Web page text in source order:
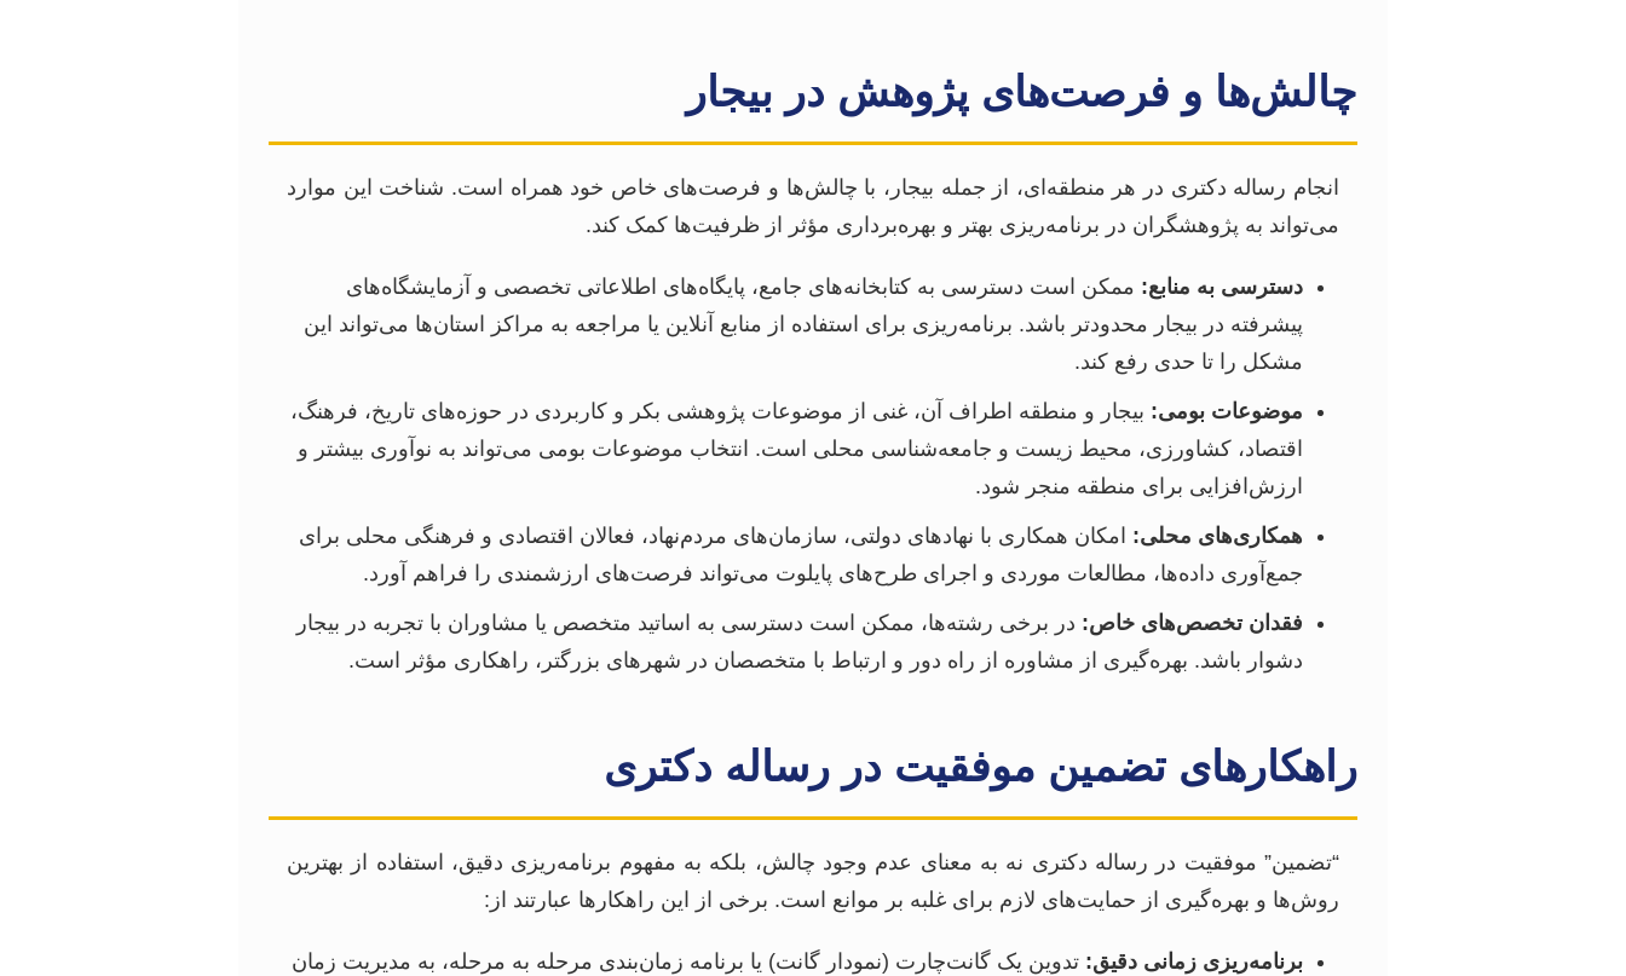
چالش‌ها و فرصت‌های پژوهش در بیجار
انجام رساله دکتری در هر منطقه‌ای، از جمله بیجار، با چالش‌ها و فرصت‌های خاص خود همراه است. شناخت این موارد
می‌تواند به پژوهشگران در برنامه‌ریزی بهتر و بهره‌برداری مؤثر از ظرفیت‌ها کمک کند.
دسترسی به منابع: ممکن است دسترسی به کتابخانه‌های جامع، پایگاه‌های اطلاعاتی تخصصی و آزمایشگاه‌های
پیشرفته در بیجار محدودتر باشد. برنامه‌ریزی برای استفاده از منابع آنلاین یا مراجعه به مراکز استان‌ها می‌تواند این
مشکل را تا حدی رفع کند.
موضوعات بومی: بیجار و منطقه اطراف آن، غنی از موضوعات پژوهشی بکر و کاربردی در حوزه‌های تاریخ، فرهنگ،
اقتصاد، کشاورزی، محیط زیست و جامعه‌شناسی محلی است. انتخاب موضوعات بومی می‌تواند به نوآوری بیشتر و
ارزش‌افزایی برای منطقه منجر شود.
همکاری‌های محلی: امکان همکاری با نهادهای دولتی، سازمان‌های مردم‌نهاد، فعالان اقتصادی و فرهنگی محلی برای
جمع‌آوری داده‌ها، مطالعات موردی و اجرای طرح‌های پایلوت می‌تواند فرصت‌های ارزشمندی را فراهم آورد.
فقدان تخصص‌های خاص: در برخی رشته‌ها، ممکن است دسترسی به اساتید متخصص یا مشاوران با تجربه در بیجار
دشوار باشد. بهره‌گیری از مشاوره از راه دور و ارتباط با متخصصان در شهرهای بزرگتر، راهکاری مؤثر است.
راهکارهای تضمین موفقیت در رساله دکتری
“تضمین” موفقیت در رساله دکتری نه به معنای عدم وجود چالش، بلکه به مفهوم برنامه‌ریزی دقیق، استفاده از بهترین
روش‌ها و بهره‌گیری از حمایت‌های لازم برای غلبه بر موانع است. برخی از این راهکارها عبارتند از:
برنامه‌ریزی زمانی دقیق: تدوین یک گانت‌چارت (نمودار گانت) یا برنامه زمان‌بندی مرحله به مرحله، به مدیریت زمان